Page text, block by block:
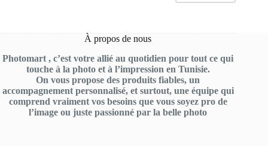
À propos de nous
Photomart , c’est votre allié au quotidien pour tout ce qui
touche à la photo et à l’impression en Tunisie.
On vous propose des produits fiables, un
accompagnement personnalisé, et surtout, une équipe qui
comprend vraiment vos besoins que vous soyez pro de
l’image ou juste passionné par la belle photo